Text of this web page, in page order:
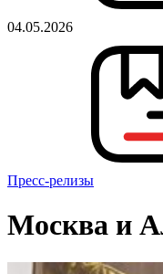
04.05.2026
Пресс-релизы
Москва и